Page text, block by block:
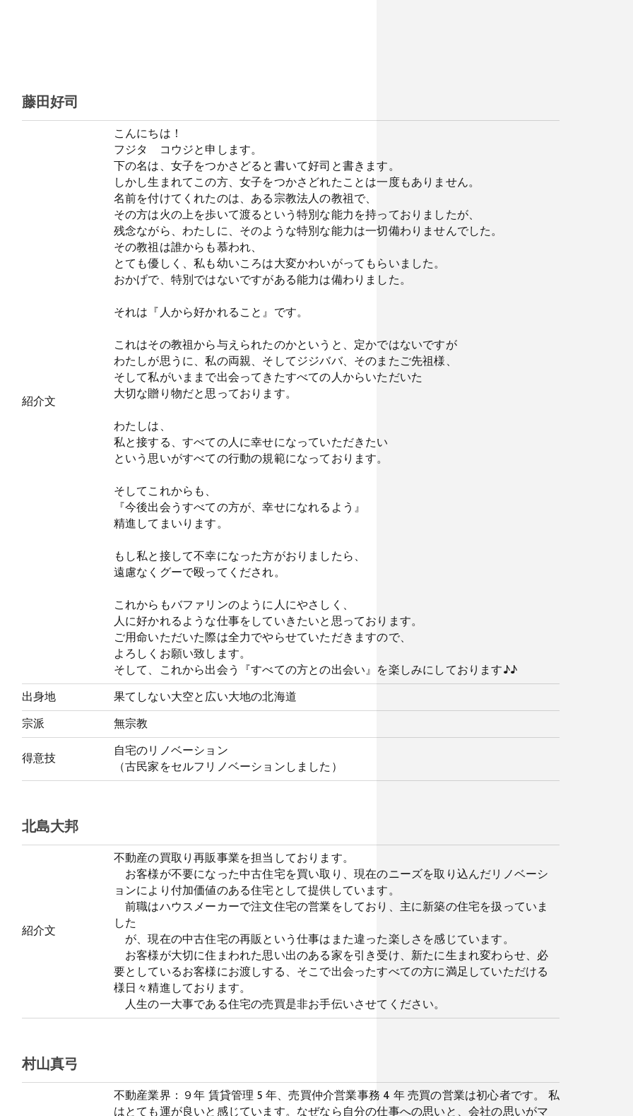
藤田好司
紹介文
こんにちは！
フジタ コウジと申します。
下の名は、女子をつかさどると書いて好司と書きます。
しかし生まれてこの方、女子をつかさどれたことは一度もありません。
名前を付けてくれたのは、ある宗教法人の教祖で、
その方は火の上を歩いて渡るという特別な能力を持っておりましたが、
残念ながら、わたしに、そのような特別な能力は一切備わりませんでした。
その教祖は誰からも慕われ、
とても優しく、私も幼いころは大変かわいがってもらいました。
おかげで、特別ではないですがある能力は備わりました。
それは『人から好かれること』です。
これはその教祖から与えられたのかというと、定かではないですが
わたしが思うに、私の両親、そしてジジババ、そのまたご先祖様、
そして私がいままで出会ってきたすべての人からいただいた
大切な贈り物だと思っております。
わたしは、
私と接する、すべての人に幸せになっていただきたい
という思いがすべての行動の規範になっております。
そしてこれからも、
『今後出会うすべての方が、幸せになれるよう』
精進してまいります。
もし私と接して不幸になった方がおりましたら、
遠慮なくグーで殴ってくだされ。
これからもバファリンのように人にやさしく、
人に好かれるような仕事をしていきたいと思っております。
ご用命いただいた際は全力でやらせていただきますので、
よろしくお願い致します。
そして、これから出会う『すべての方との出会い』を楽しみにしております♪♪
出身地
果てしない大空と広い大地の北海道
宗派
無宗教
得意技
自宅のリノベーション
（古民家をセルフリノベーションしました）
北島大邦
紹介文
不動産の買取り再販事業を担当しております。
お客様が不要になった中古住宅を買い取り、現在のニーズを取り込んだリノベーシ
ョンにより付加価値のある住宅として提供しています。
前職はハウスメーカーで注文住宅の営業をしており、主に新築の住宅を扱っていま
した
が、現在の中古住宅の再販という仕事はまた違った楽しさを感じています。
お客様が大切に住まわれた思い出のある家を引き受け、新たに生まれ変わらせ、必
要としているお客様にお渡しする、そこで出会ったすべての方に満足していただける
様日々精進しております。
人生の一大事である住宅の売買是非お手伝いさせてください。
村山真弓
不動産業界：９年 賃貸管理 5 年、売買仲介営業事務 4 年 売買の営業は初心者です。 私
はとても運が良いと感じています。なぜなら自分の仕事への思いと、会社の思いがマ